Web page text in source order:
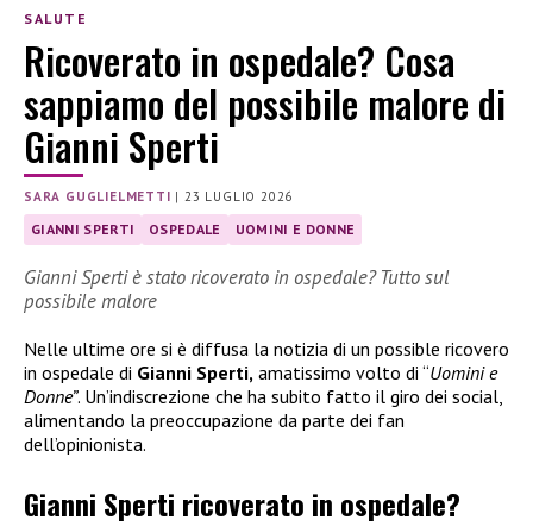
SALUTE
Ricoverato in ospedale? Cosa
sappiamo del possibile malore di
Gianni Sperti
SARA GUGLIELMETTI |23 LUGLIO 2026
GIANNI SPERTI OSPEDALE UOMINI E DONNE
Gianni Sperti è stato ricoverato in ospedale? Tutto sul
possibile malore
Nelle ultime ore si è diffusa la notizia di un possible ricovero
in ospedale di Gianni Sperti, amatissimo volto di “Uomini e
Donne”. Un’indiscrezione che ha subito fatto il giro dei social,
alimentando la preoccupazione da parte dei fan
dell’opinionista.
Gianni Sperti ricoverato in ospedale?